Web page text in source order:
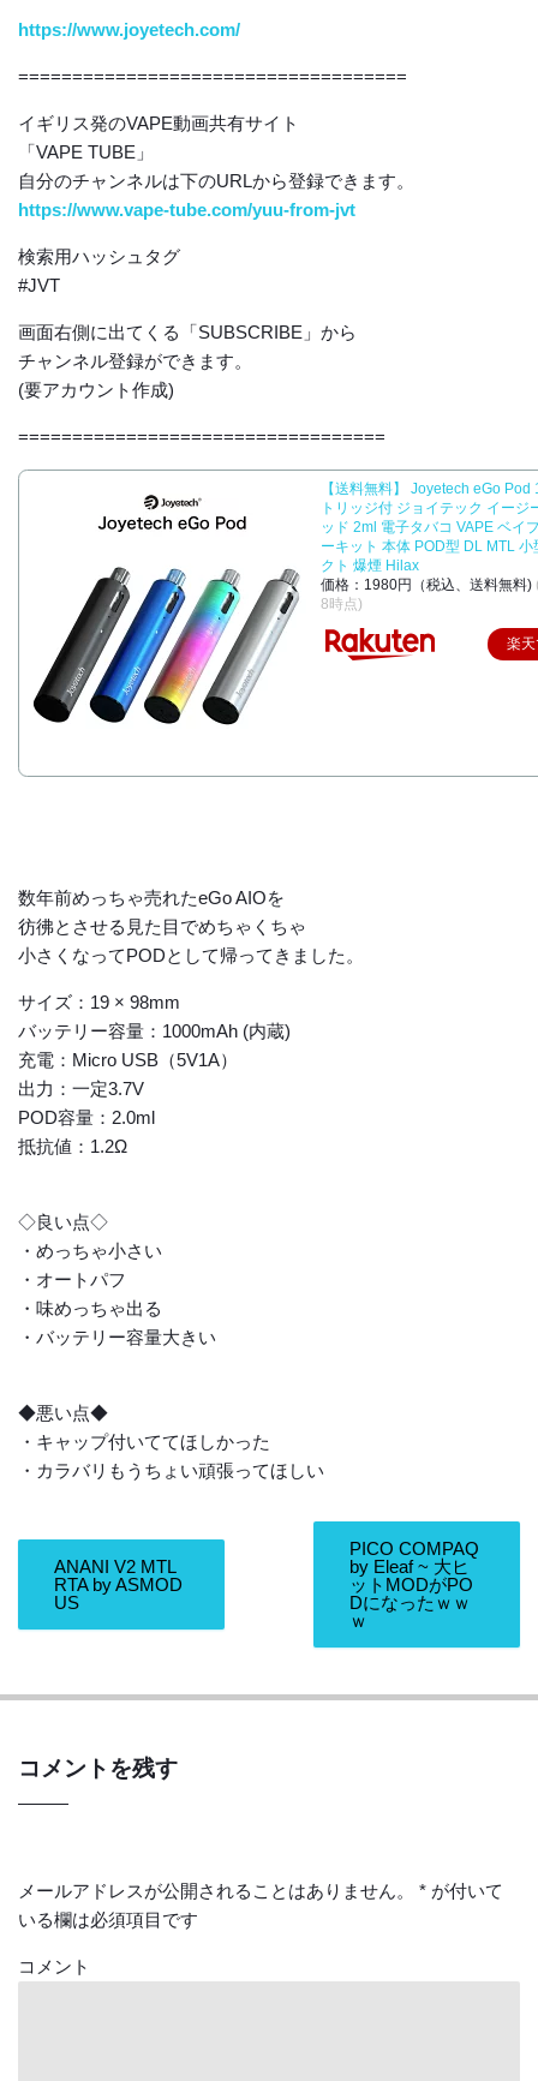
https://www.joyetech.com/
====================================
イギリス発のVAPE動画共有サイト
「VAPE TUBE」
自分のチャンネルは下のURLから登録できます。
https://www.vape-tube.com/yuu-from-jvt
検索用ハッシュタグ
#JVT
画面右側に出てくる「SUBSCRIBE」から
チャンネル登録ができます。
(要アカウント作成)
==================================
【送料無料】 Joyetech eGo
トリッジ付 ジョイテック イージ
ッド 2ml 電子タバコ VAPE ベイ
ーキット 本体 POD型 DL MTL 小
クト 爆煙 Hilax
価格：1980円（税込、送料無料)
8時点)
楽
数年前めっちゃ売れたeGo AIOを
彷彿とさせる見た目でめちゃくちゃ
小さくなってPODとして帰ってきました。
サイズ：19 × 98mm
バッテリー容量：1000mAh (内蔵)
充電：Micro USB（5V1A）
出力：一定3.7V
POD容量：2.0ml
抵抗値：1.2Ω
◇良い点◇
・めっちゃ小さい
・オートパフ
・味めっちゃ出る
・バッテリー容量大きい
◆悪い点◆
・キャップ付いててほしかった
・カラバリもうちょい頑張ってほしい
ANANI V2 MTL
RTA by ASMOD
US
PICO COMPAQ
by Eleaf ~ 大ヒ
ットMODがPO
Dになったｗｗ
ｗ
コメントを残す
メールアドレスが公開されることはありません。 * が付いて
いる欄は必須項目です
コメント